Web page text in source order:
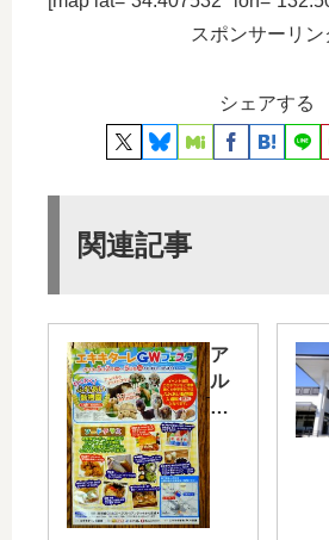
スポンサーリン
シェアする
関連記事
ア
ル
パ